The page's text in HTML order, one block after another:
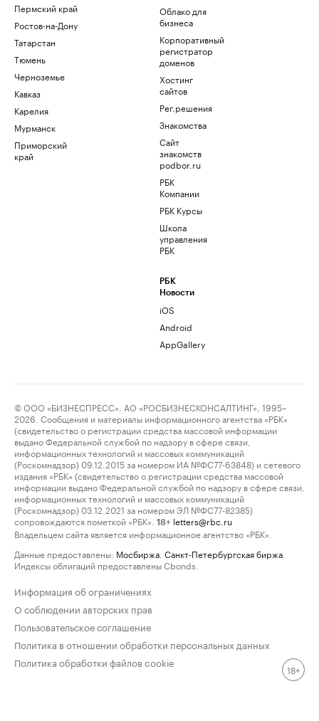
Пермский край
Ростов-на-Дону
Татарстан
Тюмень
Черноземье
Кавказ
Карелия
Мурманск
Приморский
край
Облако для
бизнеса
Корпоративный
регистратор
доменов
Хостинг
сайтов
Рег.решения
Знакомства
Сайт
знакомств
podbor.ru
РБК
Компании
РБК Курсы
Школа
управления
РБК
РБК
Новости
iOS
Android
AppGallery
© ООО «БИЗНЕСПРЕСС», АО «РОСБИЗНЕСКОНСАЛТИНГ», 1995–
2026. Сообщения и материалы информационного агентства «РБК»
(свидетельство о регистрации средства массовой информации
выдано Федеральной службой по надзору в сфере связи,
информационных технологий и массовых коммуникаций
(Роскомнадзор) 09.12.2015 за номером ИА №ФС77-63848) и сетевого
издания «РБК» (свидетельство о регистрации средства массовой
информации выдано Федеральной службой по надзору в сфере связи,
информационных технологий и массовых коммуникаций
(Роскомнадзор) 03.12.2021 за номером ЭЛ №ФС77-82385)
сопровождаются пометкой «РБК».
18+ letters@rbc.ru
Владельцем сайта является информационное агентство «РБК».
Данные предоставлены: Мосбиржа Санкт-Петербургская биржа
Индексы облигаций предоставлены Cbonds.
Информация об ограничениях
О соблюдении авторских прав
Пользовательское соглашение
Политика в отношении обработки персональных данных
Политика обработки файлов cookie
18+